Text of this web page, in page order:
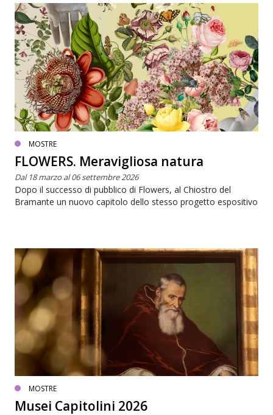
MOSTRE
FLOWERS. Meravigliosa natura
Dal 18 marzo al 06 settembre 2026
Dopo il successo di pubblico di Flowers, al Chiostro del
Bramante un nuovo capitolo dello stesso progetto espositivo
MOSTRE
Musei Capitolini 2026